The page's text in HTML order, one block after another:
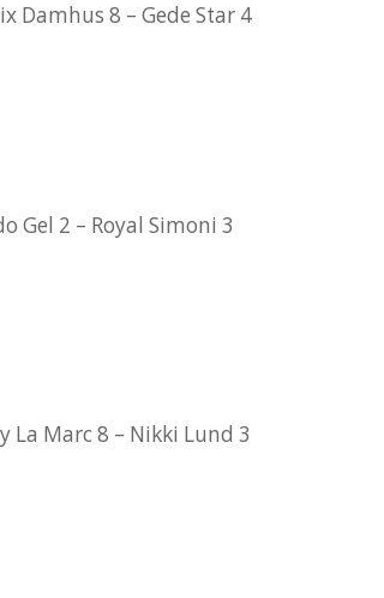
Damhus 8 – Gede Star 4
Gel 2 – Royal Simoni 3
La Marc 8 – Nikki Lund 3